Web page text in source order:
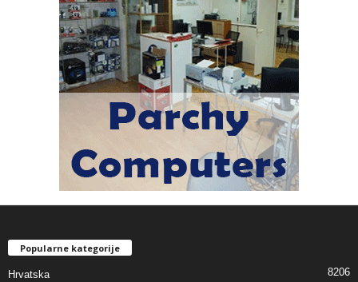
Popularne kategorije
Hrvatska 8206